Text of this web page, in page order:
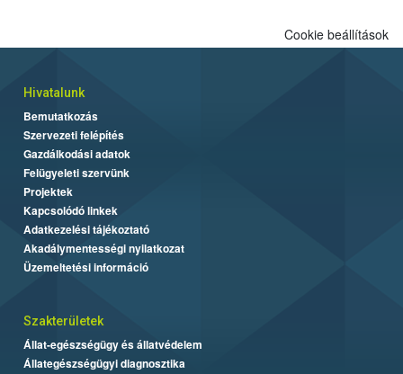
Cookie beállítások
Hivatalunk
Bemutatkozás
Szervezeti felépítés
Gazdálkodási adatok
Felügyeleti szervünk
Projektek
Kapcsolódó linkek
Adatkezelési tájékoztató
Akadálymentességi nyilatkozat
Üzemeltetési információ
Szakterületek
Állat-egészségügy és állatvédelem
Állategészségügyi diagnosztika